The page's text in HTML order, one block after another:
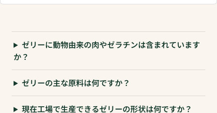
ゼリーに動物由来の肉やゼラチンは含まれています
か？
ゼリーの主な原料は何ですか？
現在工場で生産できるゼリーの形状は何ですか？